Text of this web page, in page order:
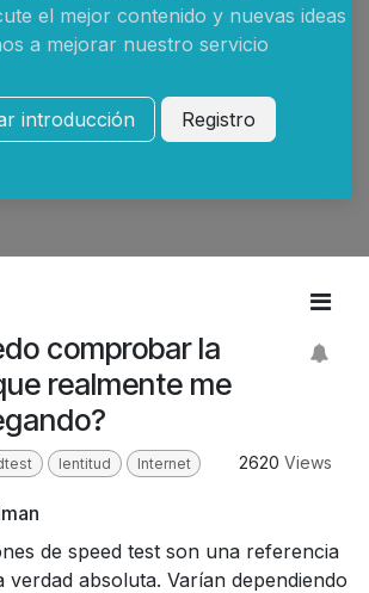
el mejor contenido y nuevas ideas
a mejorar nuestro servicio
introducción Registro
comprobar la
realmente me
lentitud Internet 2620 Views
de speed test son una referencia
verdad absoluta. Varían dependiendo